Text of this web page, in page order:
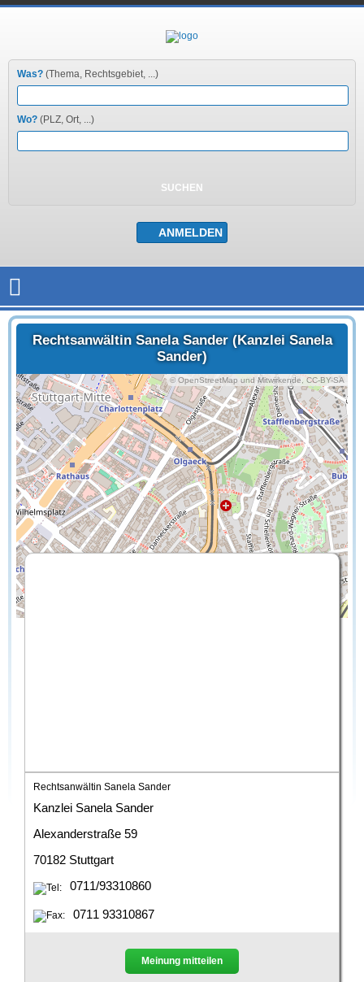
Was? (Thema, Rechtsgebiet, ...)
Wo? (PLZ, Ort, ...)
Rechtsanwältin Sanela Sander (Kanzlei Sanela
Sander)
© OpenStreetMap und Mitwirkende, CC-BY-SA
Rechtsanwältin Sanela Sander
Kanzlei Sanela Sander
Alexanderstraße 59
70182 Stuttgart
0711/93310860
0711 93310867
Meinung mitteilen